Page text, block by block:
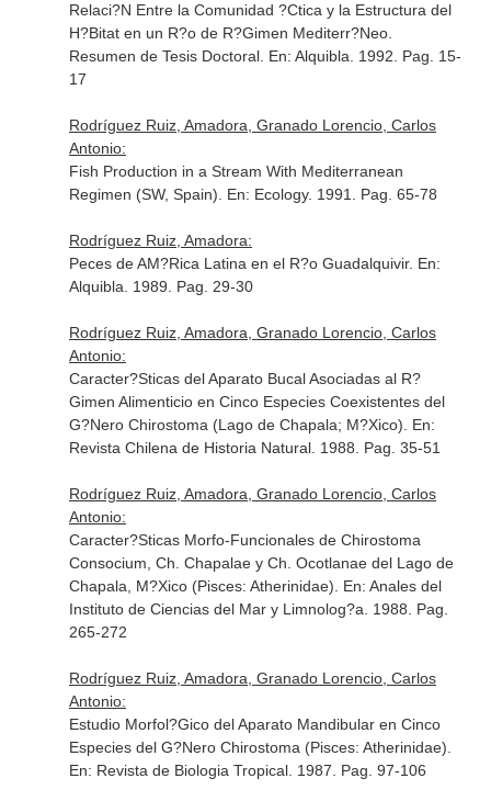
Relaci?N Entre la Comunidad ?Ctica y la Estructura del
H?Bitat en un R?o de R?Gimen Mediterr?Neo.
Resumen de Tesis Doctoral. En: Alquibla . 1992. Pag. 15-
17
Rodríguez Ruiz, Amadora, Granado Lorencio, Carlos
Antonio:
Fish Production in a Stream With Mediterranean
Regimen (SW, Spain). En: Ecology. 1991. Pag. 65-78
Rodríguez Ruiz, Amadora:
Peces de AM?Rica Latina en el R?o Guadalquivir. En:
Alquibla . 1989. Pag. 29-30
Rodríguez Ruiz, Amadora, Granado Lorencio, Carlos
Antonio:
Caracter?Sticas del Aparato Bucal Asociadas al R?
Gimen Alimenticio en Cinco Especies Coexistentes del
G?Nero Chirostoma (Lago de Chapala; M?Xico). En:
Revista Chilena de Historia Natural. 1988. Pag. 35-51
Rodríguez Ruiz, Amadora, Granado Lorencio, Carlos
Antonio:
Caracter?Sticas Morfo-Funcionales de Chirostoma
Consocium, Ch. Chapalae y Ch. Ocotlanae del Lago de
Chapala, M?Xico (Pisces: Atherinidae). En: Anales del
Instituto de Ciencias del Mar y Limnolog?a . 1988. Pag.
265-272
Rodríguez Ruiz, Amadora, Granado Lorencio, Carlos
Antonio:
Estudio Morfol?Gico del Aparato Mandibular en Cinco
Especies del G?Nero Chirostoma (Pisces: Atherinidae).
En: Revista de Biologia Tropical. 1987. Pag. 97-106